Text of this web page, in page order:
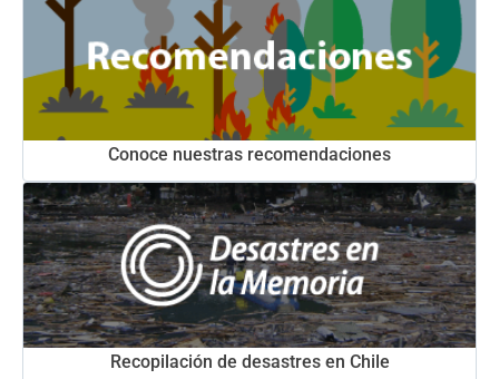
Conoce nuestras recomendaciones
Recopilación de desastres en Chile